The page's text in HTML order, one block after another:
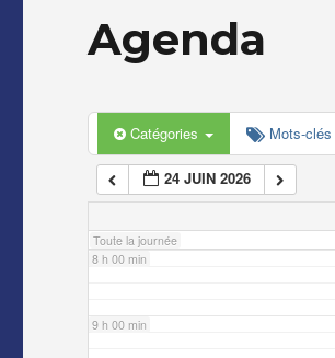
Agenda
Catégories Mots-clés
24 JUIN 2026
Toute la journée
5 h 00 min
6 h 00 min
7 h 00 min
8 h 00 min
9 h 00 min